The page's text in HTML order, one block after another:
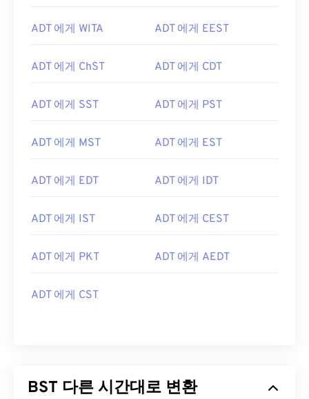
ADT 에게 WITA ADT 에게 EEST
ADT 에게 ChST ADT 에게 CDT
ADT 에게 SST ADT 에게 PST
ADT 에게 MST ADT 에게 EST
ADT 에게 EDT ADT 에게 IDT
ADT 에게 IST ADT 에게 CEST
ADT 에게 PKT ADT 에게 AEDT
ADT 에게 CST
BST 다른 시간대로 변환